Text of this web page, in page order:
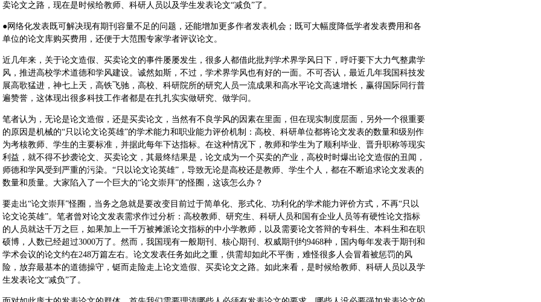
卖论文之路，现在是时候给教师、科研人员以及学生发表论文“减负”了。
●网络化发表既可解决现有期刊容量不足的问题，还能增加更多作者发表机会；既可大幅度降低学者发表费用和各
单位的论文库购买费用，还便于大范围专家学者评议论文。
近几年来，关于论文造假、买卖论文的事件屡屡发生，很多人都借此批判学术界学风日下，呼吁要下大力气整肃学
风，推进高校学术道德和学风建设。诚然如斯，不过，学术界学风也有好的一面。不可否认，最近几年我国科技发
展高歌猛进，神七上天，高铁飞驰，高校、科研院所的研究人员一流成果和高水平论文高速增长，赢得国际同行普
遍赞誉，这体现出很多科技工作者都是在扎扎实实做研究、做学问。
笔者认为，无论是论文造假，还是买卖论文，当然有不良学风的因素在里面，但在现实制度层面，另外一个很重要
的原因是机械的“只以论文论英雄”的学术能力和职业能力评价机制：高校、科研单位都将论文发表的数量和级别作
为考核教师、学生的主要标准，并据此每年下达指标。在这种情况下，教师和学生为了顺利毕业、晋升职称等现实
利益，就不得不抄袭论文、买卖论文，其最终结果是，论文成为一个买卖的产业，高校时时爆出论文造假的丑闻，
师德和学风受到严重的污染。“只以论文论英雄”，导致无论是高校还是教师、学生个人，都在不断追求论文发表的
数量和质量。大家陷入了一个巨大的“论文崇拜”的怪圈，这该怎么办？
要走出“论文崇拜”怪圈，当务之急就是要改变目前过于简单化、形式化、功利化的学术能力评价方式，不再“只以
论文论英雄”。笔者曾对论文发表需求作过分析：高校教师、研究生、科研人员和国有企业人员等有硬性论文指标
的人员就达千万之巨，如果加上一千万被摊派论文指标的中小学教师，以及需要论文答辩的专科生、本科生和在职
硕博，人数已经超过3000万了。然而，我国现有一般期刊、核心期刊、权威期刊约9468种，国内每年发表于期刊和
学术会议的论文约在248万篇左右。论文发表任务如此之重，供需却如此不平衡，难怪很多人会冒着被惩罚的风
险，放弃最基本的道德操守，铤而走险走上论文造假、买卖论文之路。如此来看，是时候给教师、科研人员以及学
生发表论文“减负”了。